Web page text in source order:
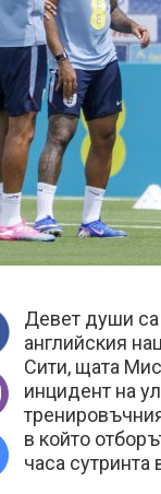
Девет души са
английския
Сити, щата
инцидент на
в който
часа сутринта